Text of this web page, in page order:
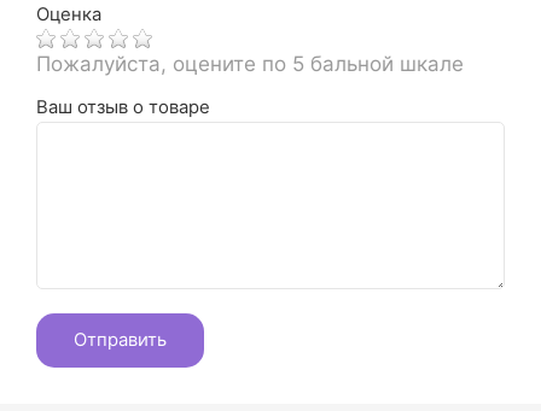
Оценка
Пожалуйста, оцените по 5 бальной шкале
Ваш отзыв о товаре